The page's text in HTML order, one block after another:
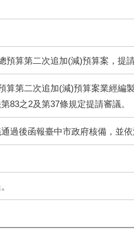
預算第二次追加(減)預算案，提請
算第二次追加(減)預算案業經編
83之2及第37條規定提請審議。
過後函報臺中市政府核備，並依